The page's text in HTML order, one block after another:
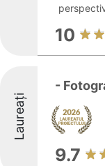
10
Laureați
-
9.7